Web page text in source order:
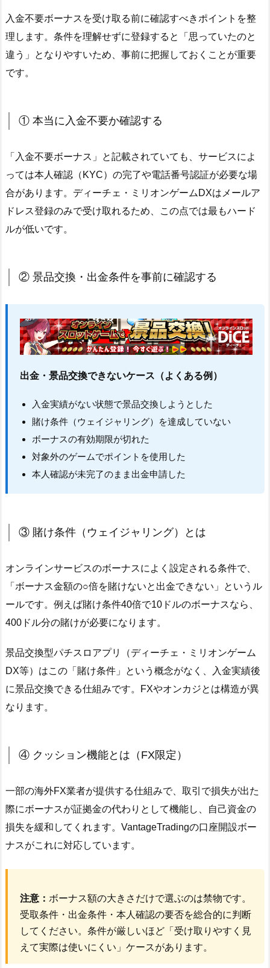
入金不要ボーナスを受け取る前に確認すべきポイントを整
理します。条件を理解せずに登録すると「思っていたのと
違う」となりやすいため、事前に把握しておくことが重要
です。
① 本当に入金不要か確認する
「入金不要ボーナス」と記載されていても、サービスによ
っては本人確認（KYC）の完了や電話番号認証が必要な場
合があります。ディーチェ・ミリオンゲームDXはメールア
ドレス登録のみで受け取れるため、この点では最もハード
ルが低いです。
② 景品交換・出金条件を事前に確認する
出金・景品交換できないケース（よくある例）
入金実績がない状態で景品交換しようとした
賭け条件（ウェイジャリング）を達成していない
ボーナスの有効期限が切れた
対象外のゲームでポイントを使用した
本人確認が未完了のまま出金申請した
③ 賭け条件（ウェイジャリング）とは
オンラインサービスのボーナスによく設定される条件で、
「ボーナス金額の○倍を賭けないと出金できない」というル
ールです。例えば賭け条件40倍で10ドルのボーナスなら、
400ドル分の賭けが必要になります。
景品交換型パチスロアプリ（ディーチェ・ミリオンゲーム
DX等）はこの「賭け条件」という概念がなく、入金実績後
に景品交換できる仕組みです。FXやオンカジとは構造が異
なります。
④ クッション機能とは（FX限定）
一部の海外FX業者が提供する仕組みで、取引で損失が出た
際にボーナスが証拠金の代わりとして機能し、自己資金の
損失を緩和してくれます。VantageTradingの口座開設ボー
ナスがこれに対応しています。
注意： ボーナス額の大きさだけで選ぶのは禁物です。
受取条件・出金条件・本人確認の要否を総合的に判断
してください。条件が厳しいほど「受け取りやすく見
えて実際は使いにくい」ケースがあります。